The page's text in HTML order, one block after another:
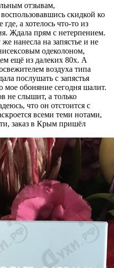
отзывам,
скидкой ко
а хотелось что-то из
Ждала прям с нетерпением.
нанесла на запястье и не
одеколоном,
ещё из далеких 80х. А
воздуха типа
послушать с запястья
мое обоняние сегодня шалит.
не слышит, а только
что он отстоится с
всеми теми нотами,
заказ в Крым пришёл